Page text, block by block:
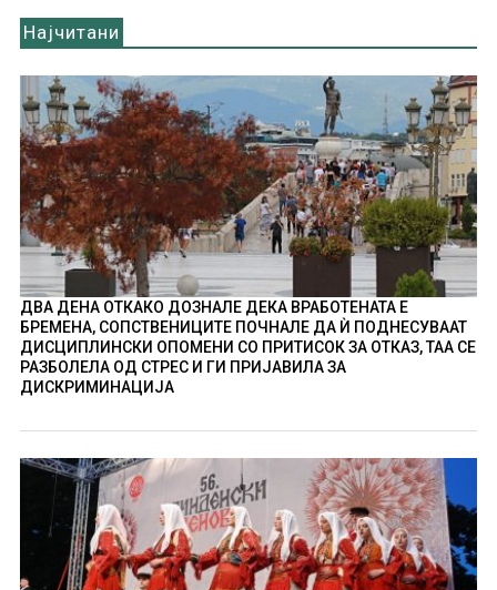
Најчитани
ДВА ДЕНА ОТКАКО ДОЗНАЛЕ ДЕКА ВРАБОТЕНАТА Е
БРЕМЕНА, СОПСТВЕНИЦИТЕ ПОЧНАЛЕ ДА Ѝ ПОДНЕСУВААТ
ДИСЦИПЛИНСКИ ОПОМЕНИ СО ПРИТИСОК ЗА ОТКАЗ, ТАА СЕ
РАЗБОЛЕЛА ОД СТРЕС И ГИ ПРИЈАВИЛА ЗА
ДИСКРИМИНАЦИЈА